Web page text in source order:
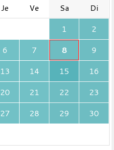
Je Ve Sa
Di
1
2
6 7 8
9
13 14 15
16
20 21 22
23
27 28 29
30